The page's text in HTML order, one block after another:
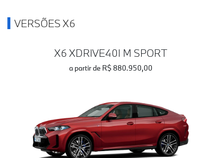
VERSÕES X6
X6 XDRIVE40I M SPORT
a partir de R$ 880.950,00